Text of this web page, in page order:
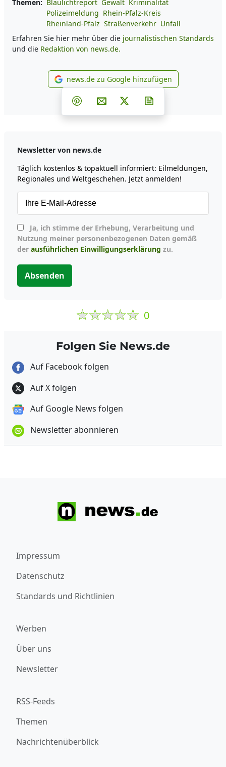
Themen: Blaulichtreport Gewalt Kriminalität
Polizeimeldung Rhein-Pfalz-Kreis
Rheinland-Pfalz Straßenverkehr Unfall
Erfahren Sie hier mehr über die journalistischen Standards
und die Redaktion von news.de.
news.de zu Google
news.de zu Google hinzufügen
Teilen auf Facebook
Teilen auf Whatsapp
Teilen auf Telegram
Teilen auf Pinterest
Per E-Mail teilen
Post auf X
Newsletter von news.de
Täglich kostenlos & topaktuell informiert: Eilmeldungen,
Regionales und Weltgeschehen. Jetzt anmelden!
Nutzung meiner personenbezogenen Daten gemäß
der ausführlichen Einwilligungserklärung zu.
Absenden
0
Folgen Sie News.de
Auf Facebook folgen
Auf X folgen
Auf Google News folgen
Newsletter abonnieren
Impressum
Datenschutz
Standards und Richtlinien
Werben
Über uns
Newsletter
RSS-Feeds
Themen
Nachrichtenüberblick